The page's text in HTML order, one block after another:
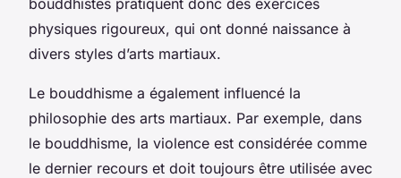
physiques rigoureux, qui ont donné naissance à
divers styles d’arts martiaux.
Le bouddhisme a également influencé la
philosophie des arts martiaux. Par exemple, dans
le bouddhisme, la violence est considérée comme
le dernier recours et doit toujours être utilisée avec